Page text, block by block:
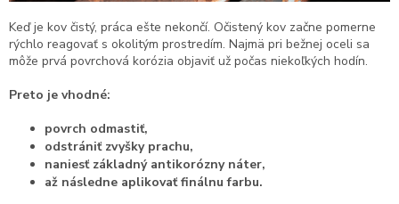
Keď je kov čistý, práca ešte nekončí. Očistený kov začne pomerne
rýchlo reagovať s okolitým prostredím. Najmä pri bežnej oceli sa
môže prvá povrchová korózia objaviť už počas niekoľkých hodín.
Preto je vhodné:
povrch odmastiť,
odstrániť zvyšky prachu,
naniesť základný antikorózny náter,
až následne aplikovať finálnu farbu.